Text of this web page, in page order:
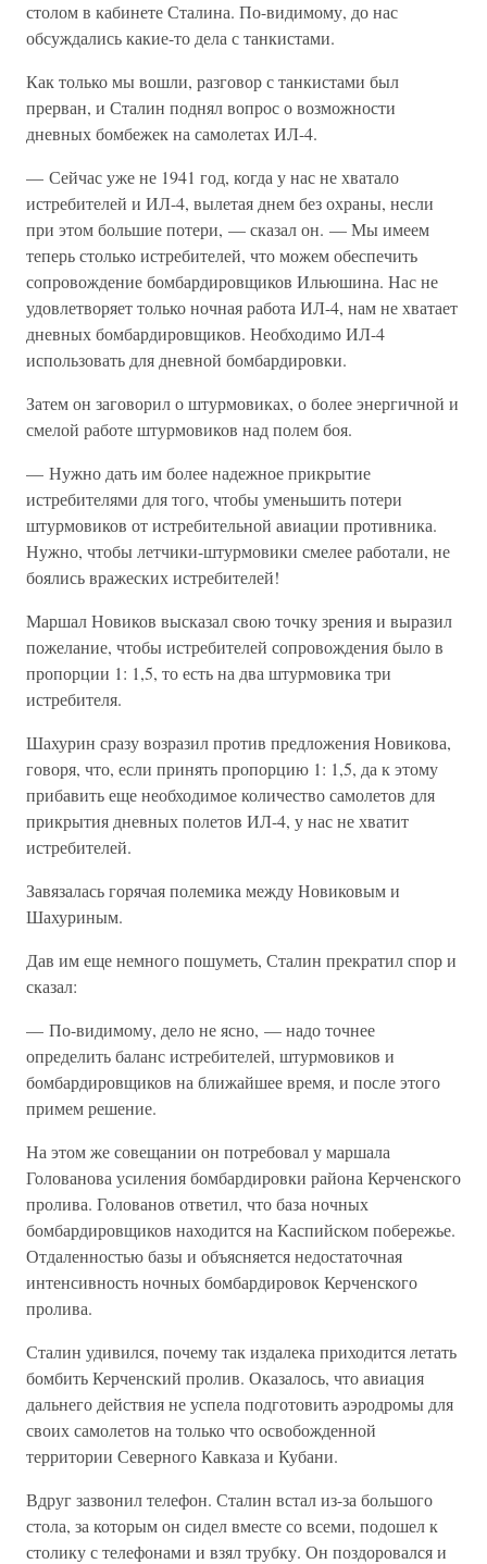
столом в кабинете Сталина. По-видимому, до нас
обсуждались какие-то дела с танкистами.
Как только мы вошли, разговор с танкистами был
прерван, и Сталин поднял вопрос о возможности
дневных бомбежек на самолетах ИЛ-4.
— Сейчас уже не 1941 год, когда у нас не хватало
истребителей и ИЛ-4, вылетая днем без охраны, несли
при этом большие потери, — сказал он. — Мы имеем
теперь столько истребителей, что можем обеспечить
сопровождение бомбардировщиков Ильюшина. Нас не
удовлетворяет только ночная работа ИЛ-4, нам не хватает
дневных бомбардировщиков. Необходимо ИЛ-4
использовать для дневной бомбардировки.
Затем он заговорил о штурмовиках, о более энергичной и
смелой работе штурмовиков над полем боя.
— Нужно дать им более надежное прикрытие
истребителями для того, чтобы уменьшить потери
штурмовиков от истребительной авиации противника.
Нужно, чтобы летчики-штурмовики смелее работали, не
боялись вражеских истребителей!
Маршал Новиков высказал свою точку зрения и выразил
пожелание, чтобы истребителей сопровождения было в
пропорции 1: 1,5, то есть на два штурмовика три
истребителя.
Шахурин сразу возразил против предложения Новикова,
говоря, что, если принять пропорцию 1: 1,5, да к этому
прибавить еще необходимое количество самолетов для
прикрытия дневных полетов ИЛ-4, у нас не хватит
истребителей.
Завязалась горячая полемика между Новиковым и
Шахуриным.
Дав им еще немного пошуметь, Сталин прекратил спор и
сказал:
— По-видимому, дело не ясно, — надо точнее
определить баланс истребителей, штурмовиков и
бомбардировщиков на ближайшее время, и после этого
примем решение.
На этом же совещании он потребовал у маршала
Голованова усиления бомбардировки района Керченского
пролива. Голованов ответил, что база ночных
бомбардировщиков находится на Каспийском побережье.
Отдаленностью базы и объясняется недостаточная
интенсивность ночных бомбардировок Керченского
пролива.
Сталин удивился, почему так издалека приходится летать
бомбить Керченский пролив. Оказалось, что авиация
дальнего действия не успела подготовить аэродромы для
своих самолетов на только что освобожденной
территории Северного Кавказа и Кубани.
Вдруг зазвонил телефон. Сталин встал из-за большого
стола, за которым он сидел вместе со всеми, подошел к
столику с телефонами и взял трубку. Он поздоровался и